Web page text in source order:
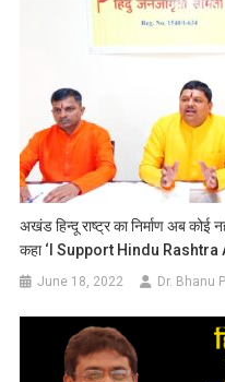
अखंड हिन्दू राष्ट्र का निर्माण अब
कहा ‘I Support Hindu Rashtra
June 18, 2022 Dr. Bhanu